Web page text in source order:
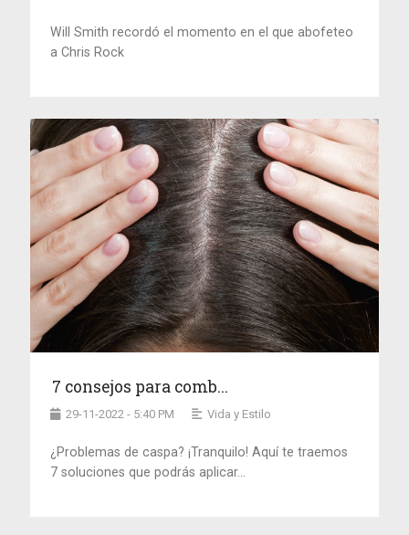
Will Smith recordó el momento en el que abofeteo
a Chris Rock
7 consejos para comb...
29-11-2022 - 5:40 PM Vida y Estilo
¿Problemas de caspa? ¡Tranquilo! Aquí te traemos
7 soluciones que podrás aplicar...